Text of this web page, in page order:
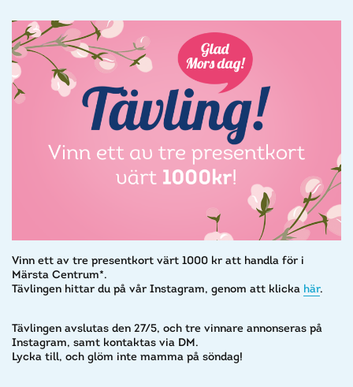
Vinn ett av tre presentkort värt 1000 kr att handla för i
Märsta Centrum*.
Tävlingen hittar du på vår Instagram, genom att klicka här.
Tävlingen avslutas den 27/5, och tre vinnare annonseras på
Instagram, samt kontaktas via DM.
Lycka till, och glöm inte mamma på söndag!